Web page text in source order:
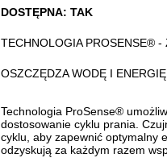
DOSTĘPNA: TAK
TECHNOLOGIA PROSENSE® -
OSZCZĘDZA WODĘ I ENERGIĘ
Technologia ProSense®
dostosowanie cyklu prania.
cyklu, aby zapewnić optymalny
odzyskują za każdym razem